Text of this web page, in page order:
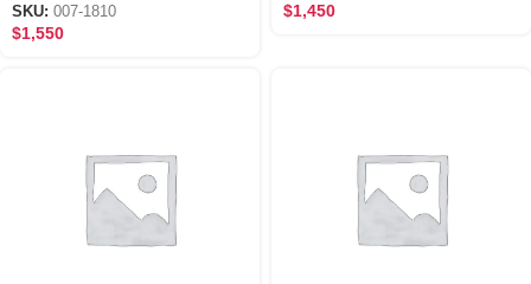
SKU: 007-1810
$1,550
$1,450